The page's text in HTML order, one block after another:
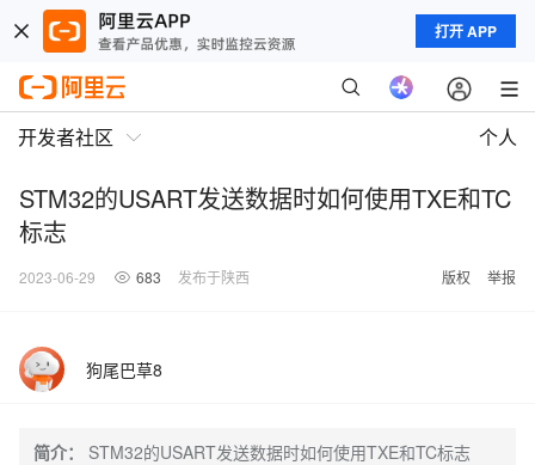
打开 APP
开发者社区 个人
STM32的USART发送数据时如何使用TXE和TC
标志
2023-06-29 683 发布于陕西 版权 举报
狗尾巴草8
简介： STM32的USART发送数据时如何使用TXE和TC标志